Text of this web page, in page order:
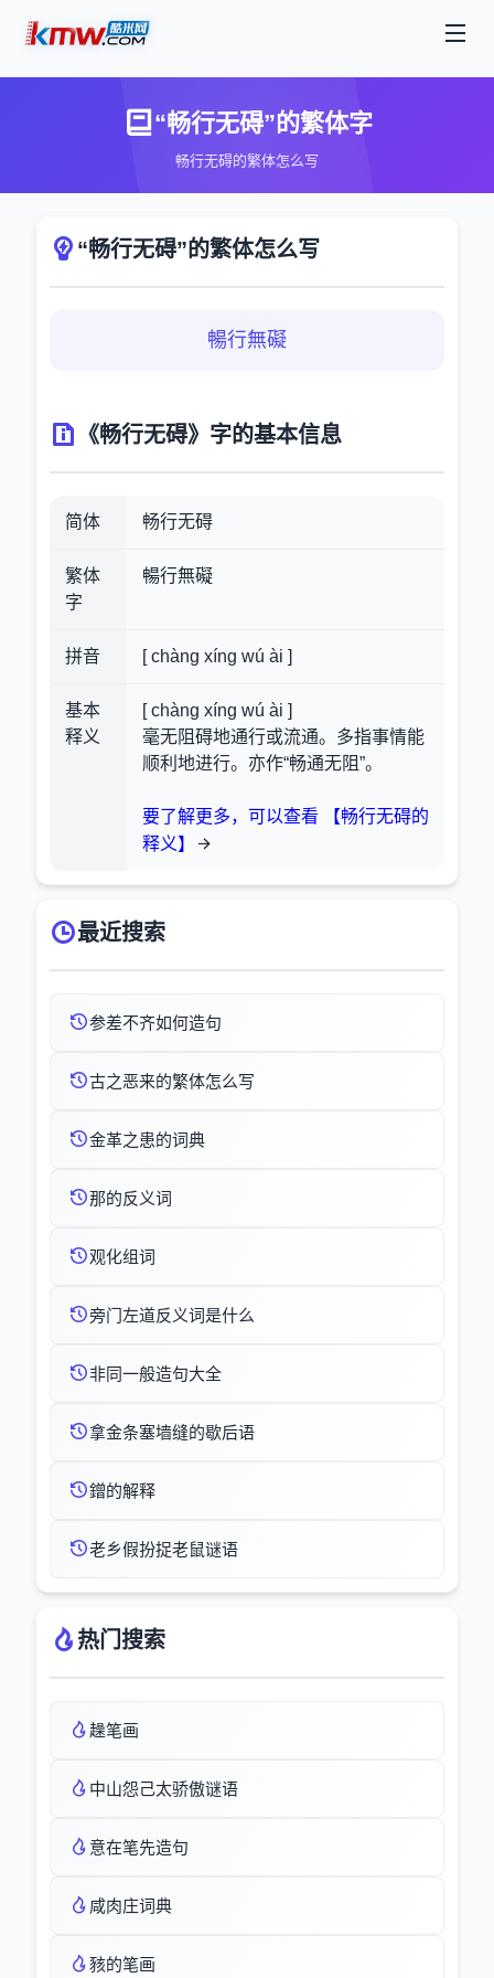
“畅行无碍”的繁体字
畅行无碍的繁体怎么写
“畅行无碍”的繁体怎么写
暢行無礙
《畅行无碍》字的基本信息
简体 畅行无碍
繁体
字
暢行無礙
拼音 [ chàng xíng wú ài ]
基本
释义
[ chàng xíng wú ài ]
毫无阻碍地通行或流通。多指事情能
顺利地进行。亦作“畅通无阻”。
要了解更多，可以查看 【畅行无碍的
释义】
最近搜索
参差不齐如何造句
古之恶来的繁体怎么写
金革之患的词典
那的反义词
观化组词
旁门左道反义词是什么
非同一般造句大全
拿金条塞墙缝的歇后语
鏳的解释
老乡假扮捉老鼠谜语
热门搜索
趮笔画
中山怨己太骄傲谜语
意在笔先造句
咸肉庄词典
豥的笔画